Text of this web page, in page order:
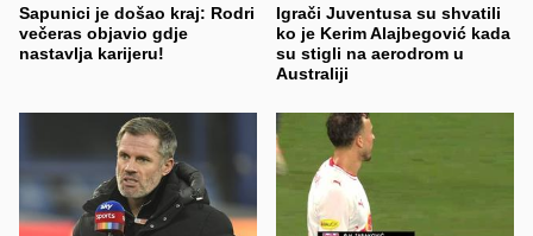
Sapunici je došao kraj: Rodri
večeras objavio gdje
nastavlja karijeru!
Igrači Juventusa su shvatili
ko je Kerim Alajbegović kada
su stigli na aerodrom u
Australiji